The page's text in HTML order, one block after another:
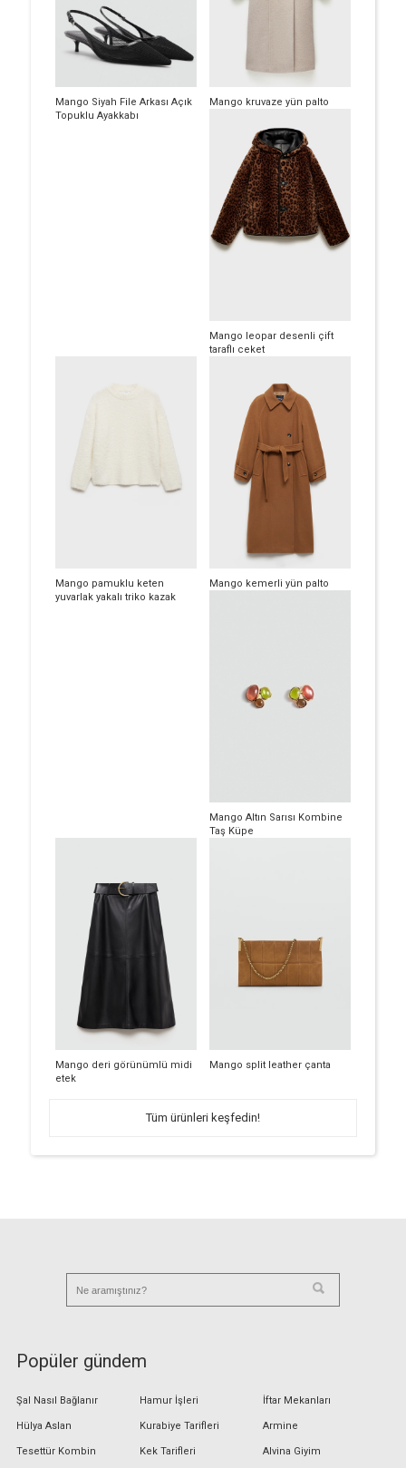
Mango Siyah File Arkası Açık
Topuklu Ayakkabı
Mango kruvaze yün palto
Mango leopar desenli çift
taraflı ceket
Mango pamuklu keten
yuvarlak yakalı triko kazak
Mango kemerli yün palto
Mango Altın Sarısı Kombine
Taş Küpe
Mango deri görünümlü midi
etek
Mango split leather çanta
Tüm ürünleri keşfedin!
Popüler gündem
Şal Nasıl Bağlanır
Hülya Aslan
Tesettür Kombin
Hamur İşleri
Kurabiye Tarifleri
Kek Tarifleri
İftar Mekanları
Armine
Alvina Giyim